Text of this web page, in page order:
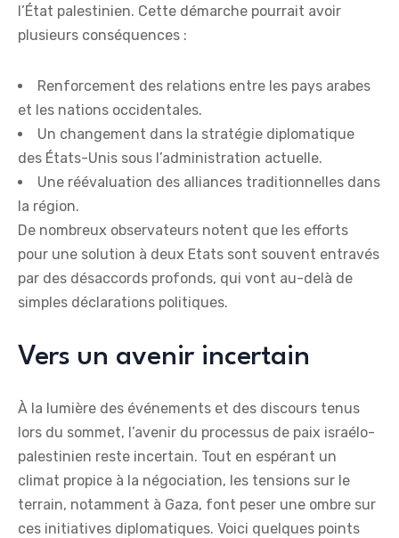
l’État palestinien. Cette démarche pourrait avoir
plusieurs conséquences :
Renforcement des relations entre les pays arabes
et les nations occidentales.
Un changement dans la stratégie diplomatique
des États-Unis sous l’administration actuelle.
Une réévaluation des alliances traditionnelles dans
la région.
De nombreux observateurs notent que les efforts
pour une solution à deux Etats sont souvent entravés
par des désaccords profonds, qui vont au-delà de
simples déclarations politiques.
Vers un avenir incertain
À la lumière des événements et des discours tenus
lors du sommet, l’avenir du processus de paix israélo-
palestinien reste incertain. Tout en espérant un
climat propice à la négociation, les tensions sur le
terrain, notamment à Gaza, font peser une ombre sur
ces initiatives diplomatiques. Voici quelques points